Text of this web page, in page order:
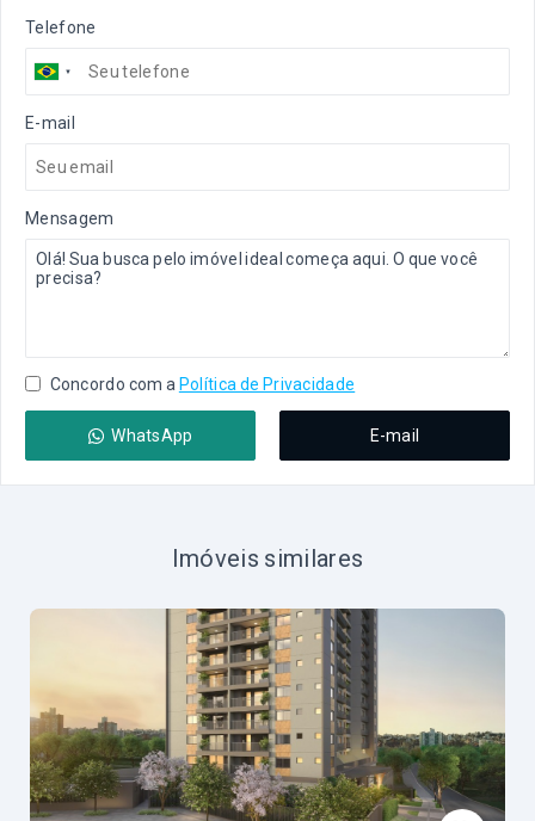
Telefone
E-mail
Mensagem
Concordo com a Política de Privacidade
WhatsApp E-mail
Imóveis similares